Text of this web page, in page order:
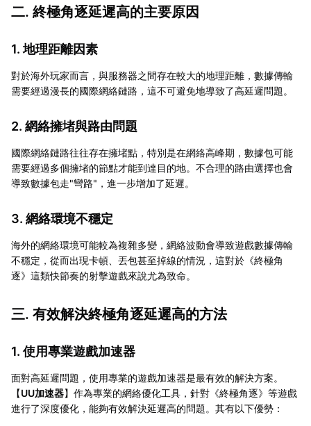
二. 終極角逐延遲高的主要原因
1. 地理距離因素
對於海外玩家而言，與服務器之間存在較大的地理距離，數據傳輸
需要經過漫長的國際網絡鏈路，這不可避免地導致了高延遲問題。
2. 網絡擁堵與路由問題
國際網絡鏈路往往存在擁堵點，特別是在網絡高峰期，數據包可能
需要經過多個擁堵的節點才能到達目的地。不合理的路由選擇也會
導致數據包走"彎路"，進一步增加了延遲。
3. 網絡環境不穩定
海外的網絡環境可能較為複雜多變，網絡波動會導致遊戲數據傳輸
不穩定，從而出現卡頓、丟包甚至掉線的情況，這對於《終極角
逐》這類快節奏的射擊遊戲來說尤為致命。
三. 有效解決終極角逐延遲高的方法
1. 使用專業遊戲加速器
面對高延遲問題，使用專業的遊戲加速器是最有效的解決方案。
【UU加速器】作為專業的網絡優化工具，針對《終極角逐》等遊戲
進行了深度優化，能夠有效解決延遲高的問題。其有以下優勢：